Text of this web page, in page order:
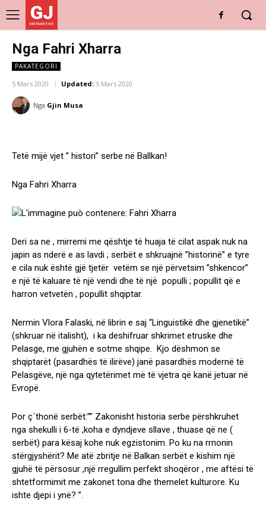
GJ
DRITARE E RE
Nga Fahri Xharra
PAKATEGORI
5 Mars 2020 Updated: 5 Mars 2020
Nga Gjin Musa
Tetë mijë vjet ” histori” serbe në Ballkan!
Nga Fahri Xharra
Deri sa ne , mirremi me qështje të huaja të cilat aspak nuk na
japin as nderë e as lavdi ; serbët e shkruajnë ”historinë” e tyre
e cila nuk është gjë tjetër vetëm se një përvetsim ”shkencor”
e një të kaluare të një vendi dhe të një populli ; popullit që e
harron vetvetën , popullit shqiptar.
Nermin Vlora Falaski, në librin e saj “Linguistikë dhe gjenetikë”
(shkruar në italisht), i ka deshifruar shkrimet etruske dhe
Pelasge, me gjuhën e sotme shqipe. Kjo dëshmon se
shqiptarët (pasardhës të ilirëve) janë pasardhës modernë të
Pelasgëve, një nga qytetërimet më të vjetra që kanë jetuar në
Evropë.
Por ç`thonë serbët:”” Zakonisht historia serbe përshkruhet
nga shekulli i 6-të ,koha e dyndjeve sllave , thuase që ne (
serbët) para kësaj kohe nuk egzistonim. Po ku na rrnonin
stërgjyshërit? Me atë zbritje në Balkan serbët e kishim një
gjuhë të përsosur ,një rregullim perfekt shoqëror , me aftësi të
shtetformimit me zakonet tona dhe themelet kulturore. Ku
ishte djepi i ynë? ”.